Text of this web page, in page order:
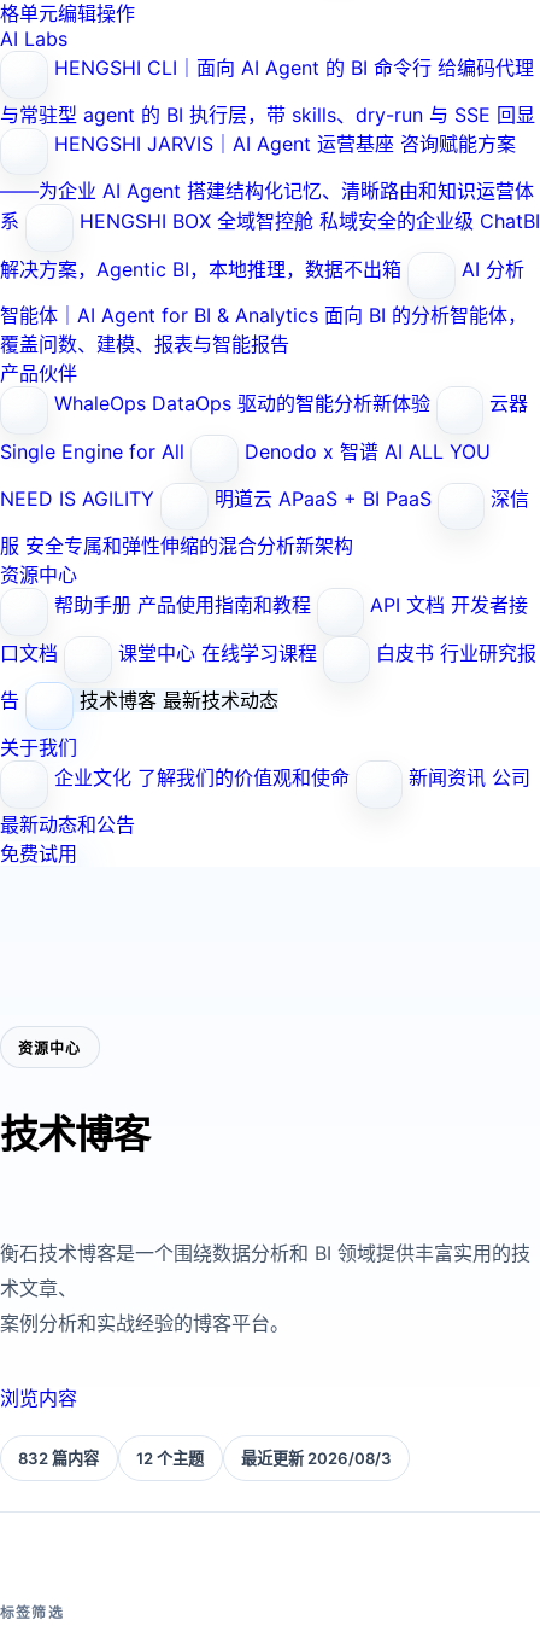
格单元编辑操作
AI Labs
HENGSHI CLI｜面向 AI Agent 的 BI 命令行 给编码代理
与常驻型 agent 的 BI 执行层，带 skills、dry-run 与 SSE 回显
HENGSHI JARVIS｜AI Agent 运营基座 咨询赋能方案
——为企业 AI Agent 搭建结构化记忆、清晰路由和知识运营体
系
HENGSHI BOX 全域智控舱 私域安全的企业级 ChatBI
解决方案，Agentic BI，本地推理，数据不出箱
AI 分析
智能体｜AI Agent for BI & Analytics 面向 BI 的分析智能体，
覆盖问数、建模、报表与智能报告
产品伙伴
WhaleOps DataOps 驱动的智能分析新体验
云器
Single Engine for All
Denodo x 智谱 AI ALL YOU
NEED IS AGILITY
明道云 APaaS + BI PaaS
深信
服 安全专属和弹性伸缩的混合分析新架构
资源中心
帮助手册 产品使用指南和教程 API 文档 开发者接
口文档
课堂中心 在线学习课程 白皮书 行业研究报
告
技术博客 最新技术动态
关于我们
企业文化 了解我们的价值观和使命 新闻资讯 公司
最新动态和公告
免费试用
资源中心
技术博客
衡石技术博客是一个围绕数据分析和 BI 领域提供丰富实用的技
术文章、
案例分析和实战经验的博客平台。
浏览内容
832 篇内容 12 个主题 最近更新 2026/08/3
标签筛选